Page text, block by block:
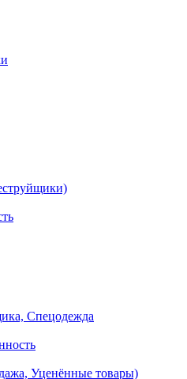
Спецодежда
Уценённые товары)